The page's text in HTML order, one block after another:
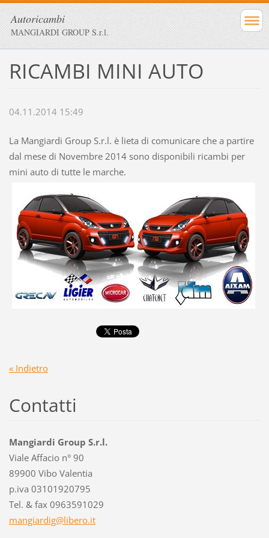
Autoricambi
MANGIARDI GROUP S.r.l.
RICAMBI MINI AUTO
04.11.2014 15:49
La Mangiardi Group S.r.l. è lieta di comunicare che a partire
dal mese di Novembre 2014 sono disponibili ricambi per
mini auto di tutte le marche.
« Indietro
Contatti
Mangiardi Group S.r.l.
Viale Affacio n° 90
89900 Vibo Valentia
p.iva 03101920795
Tel. & fax 0963591029
mangiardig@libero.it